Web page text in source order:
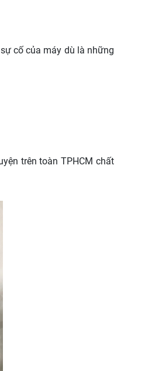
cố của máy dù là những
trên toàn TPHCM chất